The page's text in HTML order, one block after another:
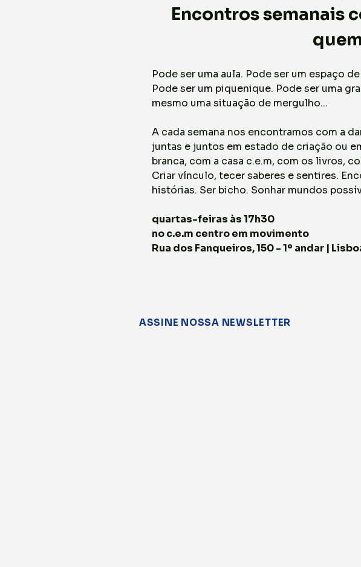
Encontros semanais
Pode ser uma aula. Pode ser um espaço
Pode ser um piquenique. Pode ser uma
mesmo uma situação de mergulho...
A cada semana nos encontramos com a
juntas e juntos em estado de criação ou
branca, com a casa c.e.m, com os livros,
Criar vínculo, tecer saberes e sentires.
histórias. Ser bicho. Sonhar mundos
quartas-feiras às 17h30
no c.e.m centro em movimento
Rua dos Fanqueiros, 150 - 1º andar |
ASSINE NOSSA NEWSLETTER